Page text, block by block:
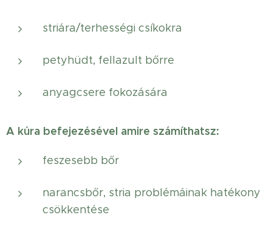
striára/terhességi csíkokra
petyhüdt, fellazult bőrre
anyagcsere fokozására
A kúra befejezésével amire számíthatsz:
feszesebb bőr
narancsbőr, stria problémáinak hatékony
csökkentése